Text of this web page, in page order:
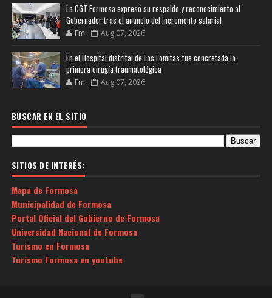
La CGT Formosa expresó su respaldo y reconocimiento al
Gobernador tras el anuncio del incremento salarial
Fm Aug 07, 2026
En el Hospital distrital de Las Lomitas fue concretada la
primera cirugía traumatológica
Fm Aug 07, 2026
BUSCAR EN EL SITIO
SITIOS DE INTERÉS:
Mapa de Formosa
Municipalidad de Formosa
Portal Oficial del Gobierno de Formosa
Universidad Nacional de Formosa
Turismo en Formosa
Turismo Formosa en youtube